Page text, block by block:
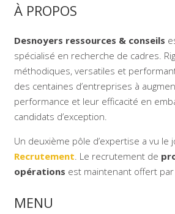
À PROPOS
Desnoyers ressources & conseils
spécialisé en recherche de cadres.
méthodiques, versatiles et
des centaines d’entreprises à
performance et leur efficacité en
candidats d’exception.
Un deuxième pôle d’expertise a vu le
Recrutement. Le recrutement de
opérations est maintenant offert
MENU